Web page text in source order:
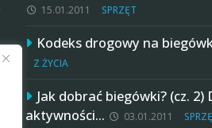
15.01.2011 SPRZĘT
Kodeks drogowy na
Z ŻYCIA
Jak dobrać biegówki? (cz.
aktywności…
03.01.2011